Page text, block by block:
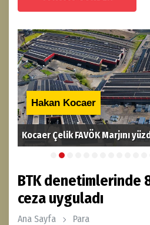
Hakan Kocaer
Kocaer Çelik FAVÖK Marjını
BTK denetimlerinde
ceza uyguladı
Ana Sayfa Para